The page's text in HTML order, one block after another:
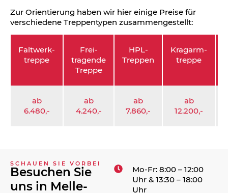
Zur Orientierung haben wir hier einige Preise für
verschiedene Treppentypen zusammengestellt:
Faltwerk­
treppe
Frei­
tragende
Treppe
HPL-
Treppen
Kragarm­
treppe
ab
6.480,-
ab
4.240,-
ab
7.860,-
ab
12.200,-
SCHAUEN SIE VORBEI
Besuchen Sie
uns in Melle-
Mo-Fr: 8:00 – 12:00
Uhr & 13:30 – 18:00
Uhr